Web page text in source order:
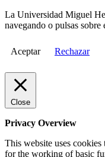
La Universidad Miguel
navegando o pulsas
Aceptar Rechazar
Close
Privacy Overview
This website uses
for the working of basic